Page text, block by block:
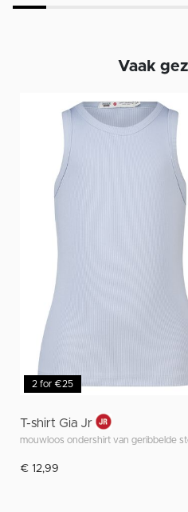
Vaak
2 for €25
T-shirt Gia Jr
mouwloos ondershirt van geribbelde
€ 12,99